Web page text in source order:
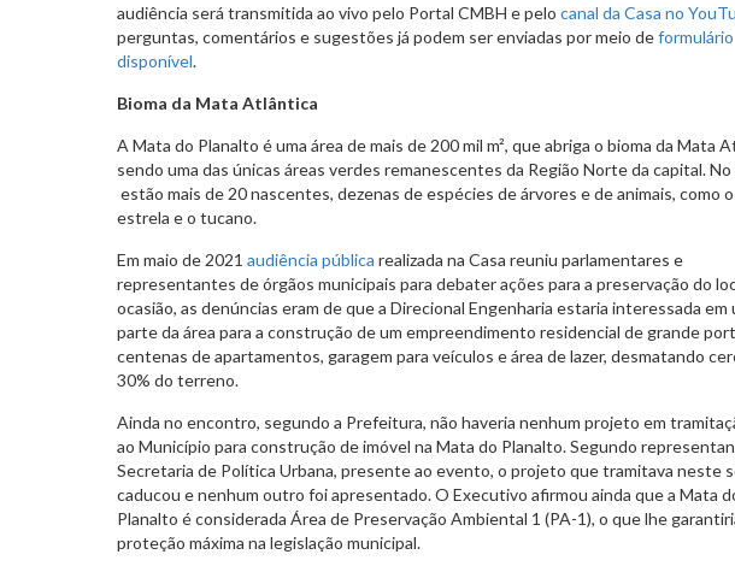
audiência será transmitida ao vivo pelo Portal CMBH e pelo canal da Casa no
perguntas, comentários e sugestões já podem ser enviadas por meio deformulário
disponível.
Bioma da Mata Atlântica
A Mata do Planalto é uma área de mais de 200 mil m², que abriga o bioma da Mata
sendo uma das únicas áreas verdes remanescentes da Região Norte da capital.
estão mais de 20 nascentes, dezenas de espécies de árvores e de animais, como
estrela e o tucano.
Em maio de 2021 audiência pública realizada na Casa reuniu parlamentares e
representantes de órgãos municipais para debater ações para a preservação do
ocasião, as denúncias eram de que a Direcional Engenharia estaria interessada em
parte da área para a construção de um empreendimento residencial de grande
centenas de apartamentos, garagem para veículos e área de lazer, desmatando
30% do terreno.
Ainda no encontro, segundo a Prefeitura, não haveria nenhum projeto em
ao Município para construção de imóvel na Mata do Planalto. Segundo
Secretaria de Política Urbana, presente ao evento, o projeto que tramitava neste
caducou e nenhum outro foi apresentado. O Executivo afirmou ainda que a Mata
Planalto é considerada Área de Preservação Ambiental 1 (PA-1), o que lhe
proteção máxima na legislação municipal.